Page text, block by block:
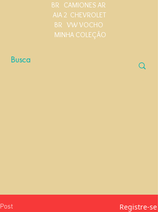
BR CAMIONES AR
AIA 2 CHEVROLET
BR VW VOCHO
MINHA COLEÇÃO
Post Registre-se